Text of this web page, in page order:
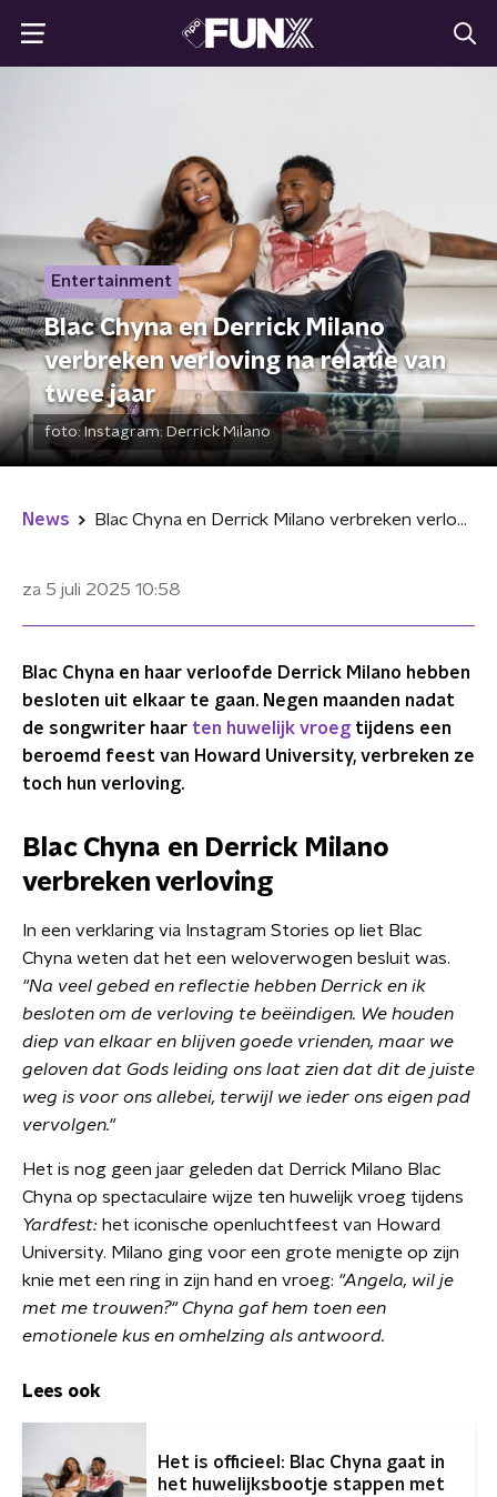
Entertainment
Blac Chyna en Derrick Milano
verbreken verloving na relatie van
twee jaar
foto: Instagram: Derrick Milano
News Blac Chyna en Derrick Milano verbreken verloving na relatie van twee jaar
za 5 juli 2025 10:58
Blac Chyna en haar verloofde Derrick Milano hebben
besloten uit elkaar te gaan. Negen maanden nadat
de songwriter haar ten huwelijk vroegtijdens een
beroemd feest van Howard University, verbreken ze
toch hun verloving.
Blac Chyna en Derrick Milano
verbreken verloving
In een verklaring via Instagram Stories op liet Blac
Chyna weten dat het een weloverwogen besluit was.
"Na veel gebed en reflectie hebben Derrick en ik
besloten om de verloving te beëindigen. We houden
diep van elkaar en blijven goede vrienden, maar we
geloven dat Gods leiding ons laat zien dat dit de juiste
weg is voor ons allebei, terwijl we ieder ons eigen pad
vervolgen."
Het is nog geen jaar geleden dat Derrick Milano Blac
Chyna op spectaculaire wijze ten huwelijk vroeg tijdens
Yardfest: het iconische openluchtfeest van Howard
University. Milano ging voor een grote menigte op zijn
knie met een ring in zijn hand en vroeg: "Angela, wil je
met me trouwen?" Chyna gaf hem toen een
emotionele kus en omhelzing als antwoord.
Lees ook
Het is officieel: Blac Chyna gaat in
het huwelijksbootje stappen met